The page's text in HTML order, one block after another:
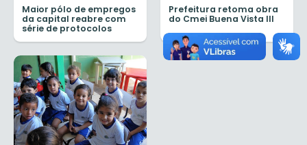
Maior pólo de empregos
da capital reabre com
série de protocolos
Prefeitura retoma obra
do Cmei Buena Vista III